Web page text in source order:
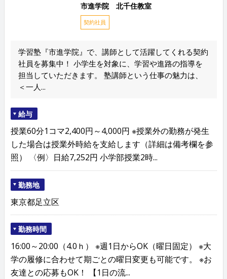
市進学院 北千住教室
契約社員
学習塾『市進学院』で、講師として活躍してくれる契約
社員を募集中！ 小学生を対象に、学習や進路の指導を
担当していただきます。 塾講師という仕事の魅力は、
＜一人...
給与
授業60分1コマ2,400円～4,000円 ※授業外の勤務が発生
した場合は授業外時給を支給します（詳細は備考欄を参
照） 〈例〉日給7,252円 小学部授業2時...
勤務地
東京都足立区
勤務時間
16:00～20:00（4.0ｈ） ※週1日からOK（曜日固定） ※大
学の履修に合わせて期ごとの曜日変更も可能です。 ※お
友達との応募もOK！ 【1日の流...